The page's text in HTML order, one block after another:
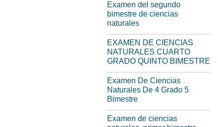
Examen del segundo
bimestre de ciencias
naturales
EXAMEN DE CIENCIAS
NATURALES CUARTO
GRADO QUINTO BIMESTRE
Examen De Ciencias
Naturales De 4 Grado 5
Bimestre
Examen de ciencias